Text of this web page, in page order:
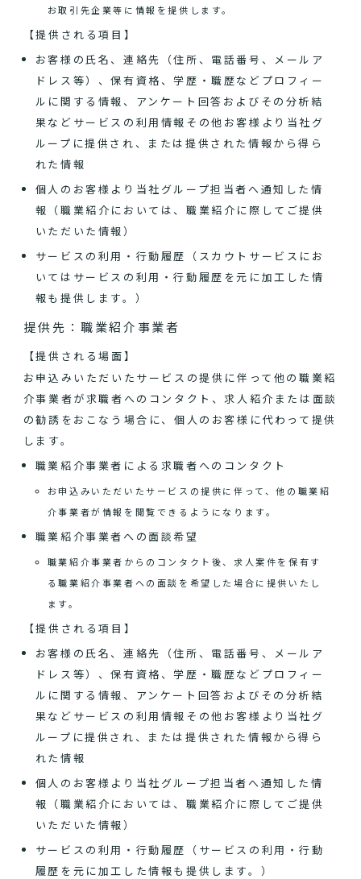
お取引先企業等に情報を提供します。
【提供される項目】
お客様の氏名、連絡先（住所、電話番号、メールア
ドレス等）、保有資格、学歴・職歴などプロフィー
ルに関する情報、アンケート回答およびその分析結
果などサービスの利用情報その他お客様より当社グ
ループに提供され、または提供された情報から得ら
れた情報
個人のお客様より当社グループ担当者へ通知した情
報（職業紹介においては、職業紹介に際してご提供
いただいた情報）
サービスの利用・行動履歴（スカウトサービスにお
いてはサービスの利用・行動履歴を元に加工した情
報も提供します。）
提供先：職業紹介事業者
【提供される場面】
お申込みいただいたサービスの提供に伴って他の職業紹
介事業者が求職者へのコンタクト、求人紹介または面談
の勧誘をおこなう場合に、個人のお客様に代わって提供
します。
職業紹介事業者による求職者へのコンタクト
お申込みいただいたサービスの提供に伴って、他の職業紹
介事業者が情報を閲覧できるようになります。
職業紹介事業者への面談希望
職業紹介事業者からのコンタクト後、求人案件を保有す
る職業紹介事業者への面談を希望した場合に提供いたし
ます。
【提供される項目】
お客様の氏名、連絡先（住所、電話番号、メールア
ドレス等）、保有資格、学歴・職歴などプロフィー
ルに関する情報、アンケート回答およびその分析結
果などサービスの利用情報その他お客様より当社グ
ループに提供され、または提供された情報から得ら
れた情報
個人のお客様より当社グループ担当者へ通知した情
報（職業紹介においては、職業紹介に際してご提供
いただいた情報）
サービスの利用・行動履歴（サービスの利用・行動
履歴を元に加工した情報も提供します。）